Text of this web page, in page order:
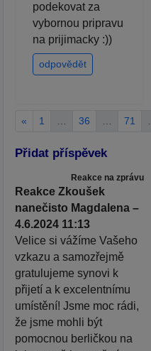
podekovat za
vybornou pripravu
na prijimacky :))
odpovědět
« 1 36 71
Přidat příspěvek
Reakce na zprávu
Reakce Zkoušek
nanečisto Magdalena –
4.6.2024 11:13
Velice si vážíme Vašeho
vzkazu a samozřejmě
gratulujeme synovi k
přijetí a k excelentnímu
umístění! Jsme moc rádi,
že jsme mohli být
pomocnou berličkou na